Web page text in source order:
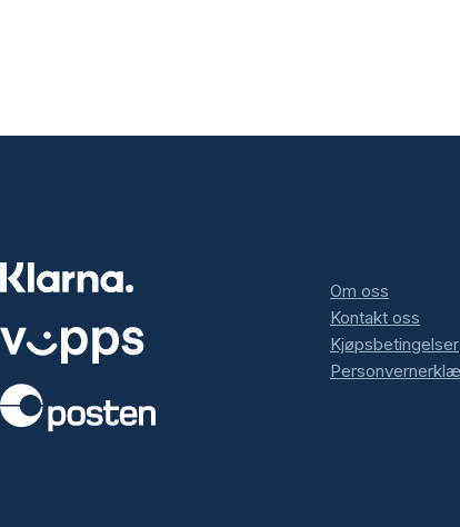
Om oss
Kontakt oss
Kjøpsbetingelser